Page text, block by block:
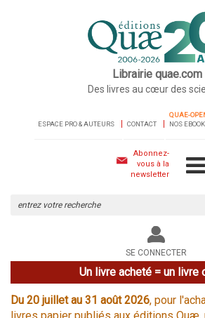
Librairie quae.com
Des livres au cœur des
ESPACE PRO & AUTEURS CONTACT
QUAE-
NOS
Abonnez-
vous à la
newsletter
le
site
SE CONNECTER
Un livre acheté = un livre
Du 20 juillet au 31 août 2026, pour